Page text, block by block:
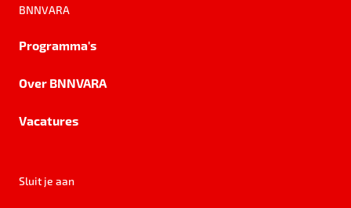
BNNVARA
Programma's
Over BNNVARA
Vacatures
Sluit je aan